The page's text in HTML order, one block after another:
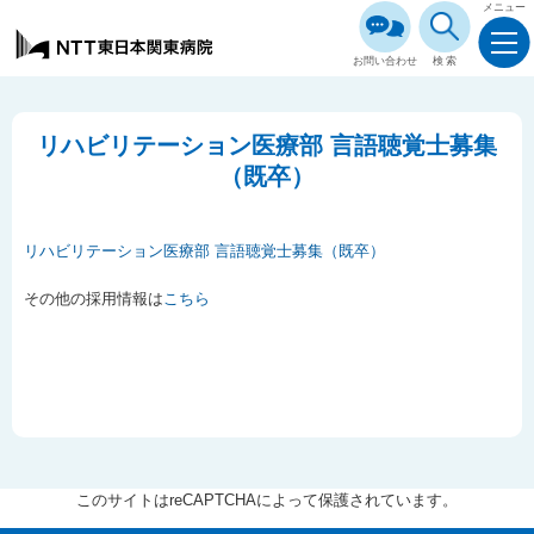
お問い合わせ 検索
メニュー
リハビリテーション医療部 言語聴覚士募集
（既卒）
リハビリテーション医療部 言語聴覚士募集（既卒）
その他の採用情報はこちら
このサイトはreCAPTCHAによって保護されています。